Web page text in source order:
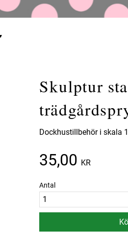
Skulptur
Dockhustillbehör i skala
35,00 KR
Antal